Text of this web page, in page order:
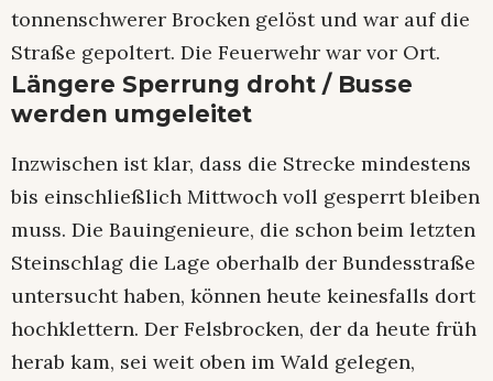
tonnenschwerer Brocken gelöst und war auf die
Straße gepoltert. Die Feuerwehr war vor Ort.
Längere Sperrung droht / Busse
werden umgeleitet
Inzwischen ist klar, dass die Strecke mindestens
bis einschließlich Mittwoch voll gesperrt bleiben
muss. Die Bauingenieure, die schon beim letzten
Steinschlag die Lage oberhalb der Bundesstraße
untersucht haben, können heute keinesfalls dort
hochklettern. Der Felsbrocken, der da heute früh
herab kam, sei weit oben im Wald gelegen,